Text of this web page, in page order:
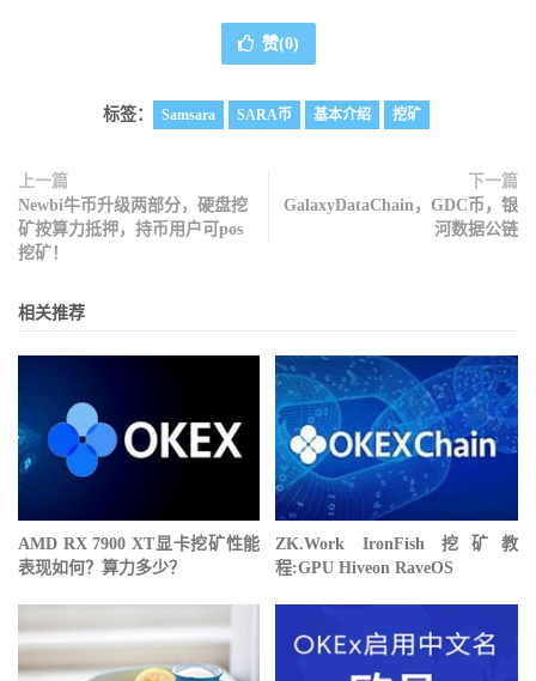
赞(0)
标签： Samsara SARA币 基本介绍 挖矿
上一篇
Newbi牛币升级两部分，硬盘挖
矿按算力抵押，持币用户可pos
挖矿！
下一篇
GalaxyDataChain，GDC币，银
河数据公链
相关推荐
AMD RX 7900 XT显卡挖矿性能
表现如何？算力多少？
ZK.Work IronFish 挖矿教
程:GPU Hiveon RaveOS